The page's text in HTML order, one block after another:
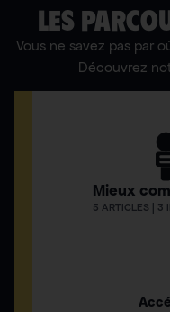
LES
Vous ne savez pas par
Découvrez
Mieux
5 ARTICLES | 3